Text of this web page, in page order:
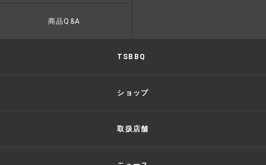
商品Q&A
TSBBQ
ショップ
取扱店舗